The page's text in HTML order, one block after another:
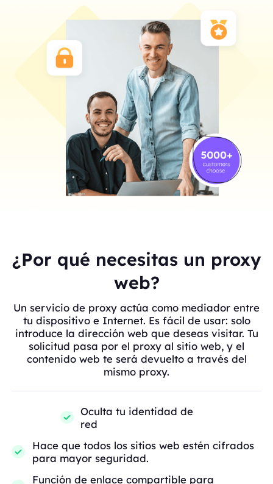
¿Por qué necesitas un proxy
web?
Un servicio de proxy actúa como mediador entre
tu dispositivo e Internet. Es fácil de usar: solo
introduce la dirección web que deseas visitar. Tu
solicitud pasa por el proxy al sitio web, y el
contenido web te será devuelto a través del
mismo proxy.
Oculta tu identidad de
red
Hace que todos los sitios web estén cifrados
para mayor seguridad.
Función de enlace compartible para